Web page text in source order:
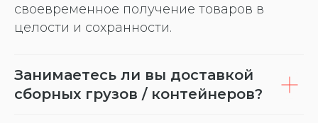
своевременное получение товаров в
целости и сохранности.
Занимаетесь ли вы доставкой
сборных грузов / контейнеров?